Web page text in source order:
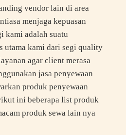
vendor lain di area
menjaga kepuasan
kami adalah suatu
utama kami dari segi quality
agar client merasa
jasa penyewaan
produk penyewaan
ini beberapa list produk
produk sewa lain nya